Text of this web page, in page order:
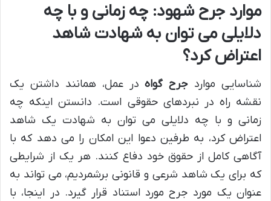
موارد جرح شهود: چه زمانی و با چه
دلایلی می توان به شهادت شاهد
اعتراض کرد؟
شناسایی موارد جرح گواهدر عمل، همانند داشتن یک
نقشه راه در نبردهای حقوقی است. دانستن اینکه چه
زمانی و با چه دلایلی می توان به شهادت یک شاهد
اعتراض کرد، به طرفین دعوا این امکان را می دهد که با
آگاهی کامل از حقوق خود دفاع کنند. هر یک از شرایطی
که برای یک شاهد شرعی و قانونی برشمردیم، می تواند به
عنوان یک مورد جرح مورد استناد قرار گیرد. در اینجا، با